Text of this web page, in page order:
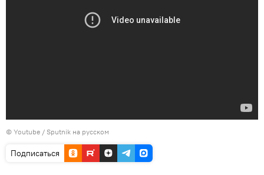
© Youtube / Sputnik на русском
Подписаться